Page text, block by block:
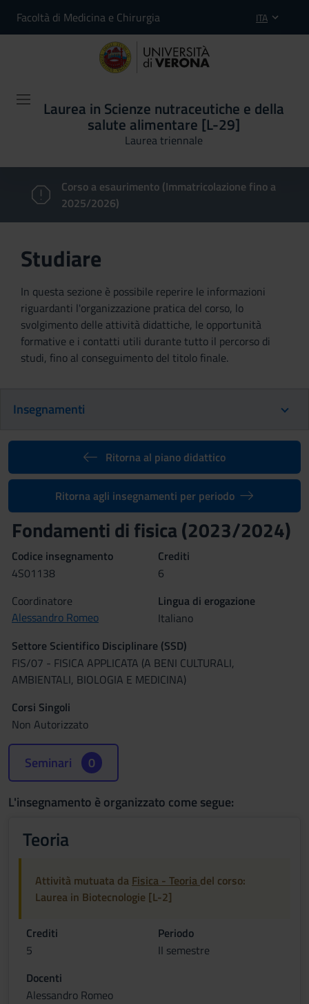
Facoltà di Medicina e Chirurgia ITA
Laurea in Scienze nutraceutiche e della
salute alimentare [L-29]
Laurea triennale
Corso a esaurimento (Immatricolazione fino a
2025/2026)
Studiare
In questa sezione è possibile reperire le informazioni
riguardanti l'organizzazione pratica del corso, lo
svolgimento delle attività didattiche, le opportunità
formative e i contatti utili durante tutto il percorso di
studi, fino al conseguimento del titolo finale.
Insegnamenti
Ritorna al piano didattico
Ritorna agli insegnamenti per periodo
Fondamenti di fisica (2023/2024)
Codice insegnamento
4S01138
Crediti
6
Coordinatore
Alessandro Romeo
Lingua di erogazione
Italiano
Settore Scientifico Disciplinare (SSD)
FIS/07 - FISICA APPLICATA (A BENI CULTURALI,
AMBIENTALI, BIOLOGIA E MEDICINA)
Corsi Singoli
Non Autorizzato
Seminari 0
L'insegnamento è organizzato come segue:
Teoria
Attività mutuata da Fisica - Teoria del corso:
Laurea in Biotecnologie [L-2]
Crediti
5
Periodo
II semestre
Docenti
Alessandro Romeo